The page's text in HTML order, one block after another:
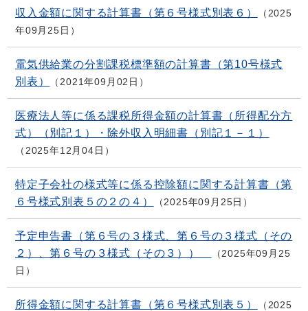
収入金額に関する計算書（第６号様式別表６）
2025
年09月25日
電気供給業の分割課税標準額の計算書（第10号様式
別表）
2021年09月02日
医療法人等に係る課税所得金額の計算書（所得配分方
式）（別記１）・除外収入明細書（別記１－１）
2025年12月04日
特定子会社の様式等に係る控除額に関する計算書（第
６号様式別表５の２の４）
2025年09月25日
予定申告書（第６号の３様式、第６号の３様式（その
２）、第６号の３様式（その３））
2025年09月25
日
所得金額に関する計算書（第６号様式別表５）
2025